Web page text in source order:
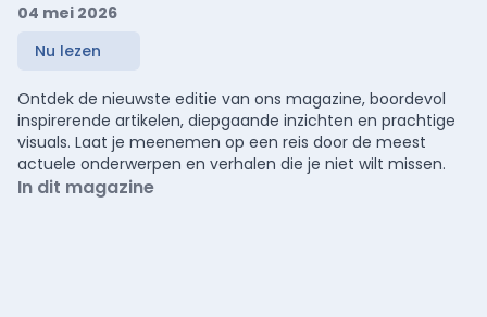
04 mei 2026
Nu lezen
Ontdek de nieuwste editie van ons magazine, boordevol
inspirerende artikelen, diepgaande inzichten en prachtige
visuals. Laat je meenemen op een reis door de meest
actuele onderwerpen en verhalen die je niet wilt missen.
In dit magazine